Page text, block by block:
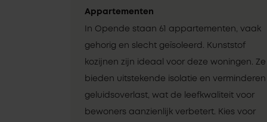
Appartementen
In Opende staan 61 appartementen, vaak
gehorig en slecht geïsoleerd. Kunststof
kozijnen zijn ideaal voor deze woningen. Ze
bieden uitstekende isolatie en verminderen
geluidsoverlast, wat de leefkwaliteit voor
bewoners aanzienlijk verbetert. Kies voor